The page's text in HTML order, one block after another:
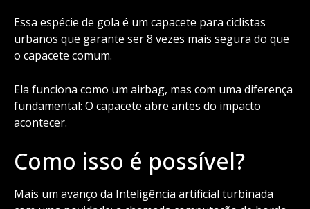
Essa espécie de gola é um capacete para ciclistas
urbanos que garante ser 8 vezes mais segura do que
o capacete comum.
Ela funciona como um airbag, mas com uma diferença
fundamental: O capacete abre antes do impacto
acontecer.
Como isso é possível?
Mais um avanço da Inteligência artificial turbinada